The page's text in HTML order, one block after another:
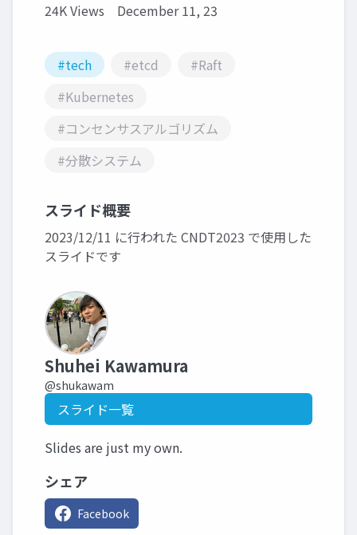
24K Views December 11, 23
#tech #etcd
#Raft
#Kubernetes
#コンセンサスアルゴリズム
#分散システム
スライド概要
2023/12/11 に行われた CNDT2023 で使用した
スライドです
Shuhei Kawamura
@shukawam
スライド一覧
Slides are just my own.
シェア
Facebook